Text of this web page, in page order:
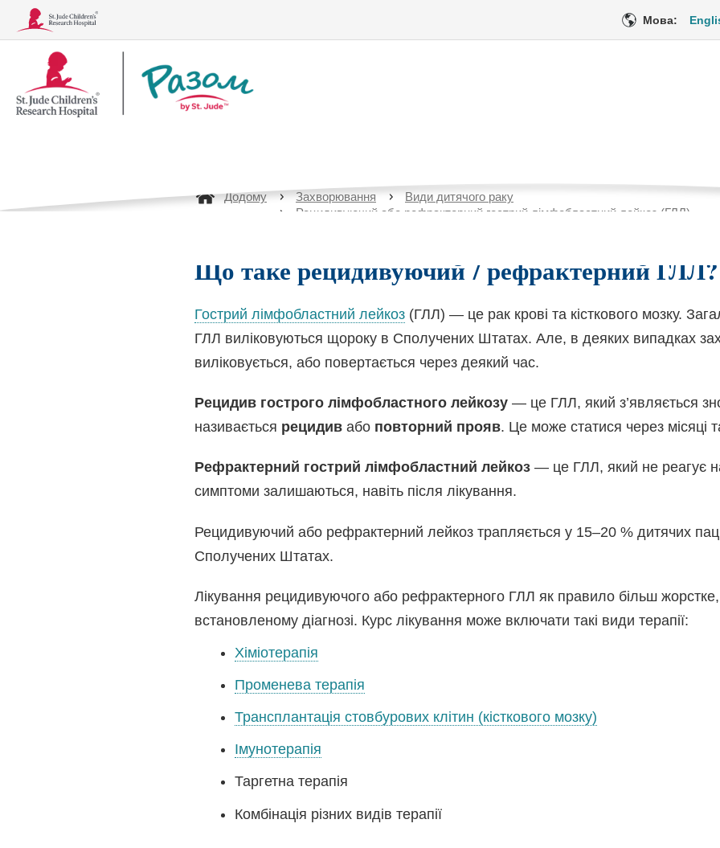
Мова:
Рецидивуючий або
Додому Захворювання
Види дитячого раку
Рецидивуючий або рефрактерний гострий лімфобластний лейкоз (ГЛЛ)
Що таке рецидивуючий / рефрактерний
Гострий лімфобластний лейкоз (ГЛЛ) — це рак крові та кісткового мозку.
ГЛЛ виліковуються щороку в Сполучених Штатах. Але, в деяких випадках
виліковується, або повертається через деякий час.
Рецидив гострого лімфобластного лейкозу — це ГЛЛ, який з’являється
називається рецидив або повторний прояв. Це може статися через місяці
Рефрактерний гострий лімфобластний лейкоз — це ГЛЛ, який не реагує
симптоми залишаються, навіть після лікування.
Рецидивуючий або рефрактерний лейкоз трапляється у 15–20 % дитячих
Сполучених Штатах.
Лікування рецидивуючого або рефрактерного ГЛЛ як правило більш
встановленому діагнозі. Курс лікування може включати такі види терапії:
Хіміотерапія
Променева терапія
Трансплантація стовбурових клітин (кісткового мозку)
Імунотерапія
Таргетна терапія
Комбінація різних видів терапії